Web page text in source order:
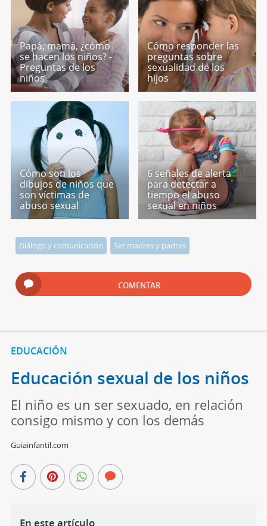
Papá, mamá, ¿cómo
se hacen los niños? -
Preguntas de los
niños
Cómo responder las
preguntas sobre
sexualidad de los
hijos
Cómo son los
dibujos de niños que
son víctimas de
abuso sexual
6 señales de alerta
para detectar a
tiempo el abuso
sexual en niños
Diálogo y comunicación Ser madres y padres
COMENTAR
EDUCACIÓN
Educación sexual de los niños
El niño es un ser sexuado, en relación
consigo mismo y con los demás
Guiainfantil.com
En este artículo